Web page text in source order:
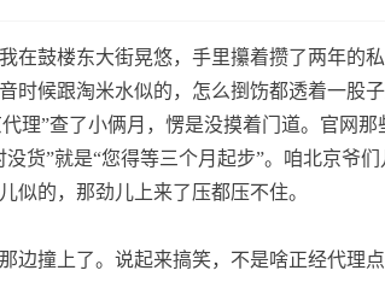
在鼓楼东大街晃悠，手里攥着攒了两年的
时候跟淘米水似的，怎么捯饬都透着一股子
理”查了小俩月，愣是没摸着门道。官网
货”就是“您得等三个月起步”。咱北京爷
似的，那劲儿上来了压都压不住。
边撞上了。说起来搞笑，不是啥正经代理